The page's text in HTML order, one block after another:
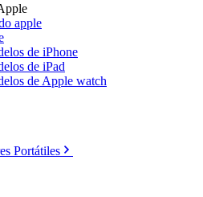
apple
de iPhone
de iPad
de Apple watch
Portátiles